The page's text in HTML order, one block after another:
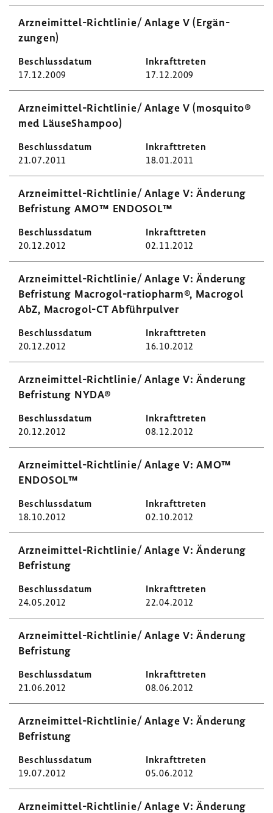
Arzneimittel-​Richtlinie/ Anlage V (Ergän­
zungen)
17.12.2009 17.12.2009
Arzneimittel-​Richtlinie/ Anlage V (mosquito®
med LäuseS­hampoo)
21.07.2011 18.01.2011
Arzneimittel-​Richtlinie/ Anlage V: Ände­rung
Befris­tung AMO™ ENDOSOL™
20.12.2012 02.11.2012
Arzneimittel-​Richtlinie/ Anlage V: Ände­rung
Befris­tung Macrogol-​ratiopharm®, Macrogol
AbZ, Macrogol-​CT Abführ­pulver
20.12.2012 16.10.2012
Arzneimittel-​Richtlinie/ Anlage V: Ände­rung
Befris­tung NYDA®
20.12.2012 08.12.2012
Arzneimittel-​Richtlinie/ Anlage V: AMO™
ENDOSOL™
18.10.2012 02.10.2012
Arzneimittel-​Richtlinie/ Anlage V: Ände­rung
Befris­tung
24.05.2012 22.04.2012
Arzneimittel-​Richtlinie/ Anlage V: Ände­rung
Befris­tung
21.06.2012 08.06.2012
Arzneimittel-​Richtlinie/ Anlage V: Ände­rung
Befris­tung
19.07.2012 05.06.2012
Arzneimittel-​Richtlinie/ Anlage V: Ände­rung